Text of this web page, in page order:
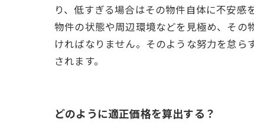
り、低すぎる場合はその物件自体に不安
物件の状態や周辺環境などを見極め、その
ければなりません。そのような努力を怠
されます。
どのように適正価格を算出する？